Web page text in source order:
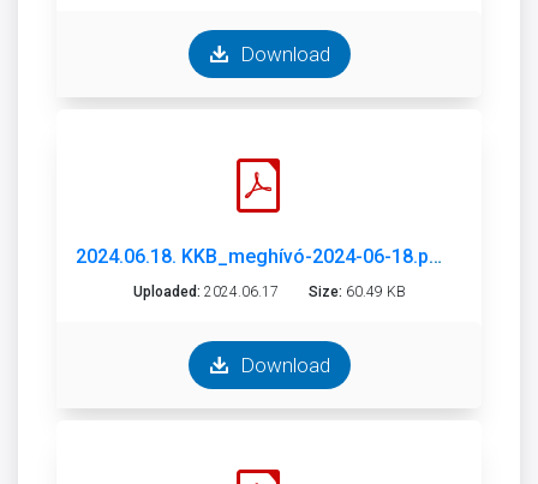
Download
2024.06.18. KKB_meghívó-2024-06-18.pdf
Uploaded: 2024.06.17 Size: 60.49 KB
Download